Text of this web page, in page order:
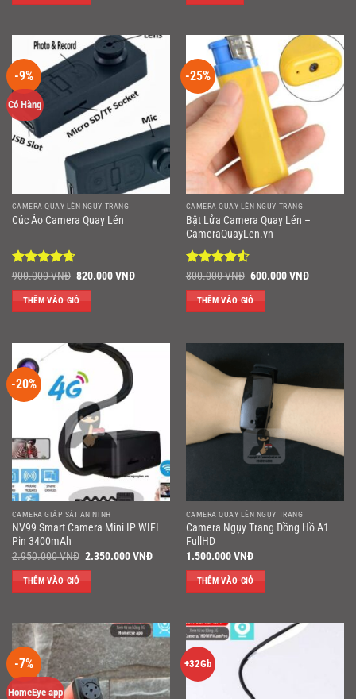
1.400.000 VNĐ.
-9%
Có Hàng
CAMERA QUAY LÉN NGỤY TRANG
Cúc Áo Camera Quay Lén
Được xếp
hạng4.67
5 sao
900.000VNĐ Giá
là:
900.000 VNĐ.
820.000VNĐGiá
820.000 VNĐ.
THÊM VÀO GIỎ
-25%
CAMERA QUAY LÉN NGỤY TRANG
Bật Lửa Camera Quay Lén –
CameraQuayLen.vn
Được xếp
hạng4.5
5 sao
800.000VNĐ Giá
là:
800.000 VNĐ.
600.000VNĐGiá
THÊM VÀO GIỎ
-20%
CAMERA GIÁP SÁT AN NINH
NV99 Smart Camera Mini IP WIFI
Pin 3400mAh
2.950.000VNĐ Giá
2.350.000VNĐGiá
2.350.000 VNĐ.
THÊM VÀO GIỎ
CAMERA QUAY LÉN NGỤY TRANG
Camera Ngụy Trang Đồng Hồ A1
FullHD
1.500.000VNĐ
THÊM VÀO GIỎ
-7%
HomeEye app
+32Gb